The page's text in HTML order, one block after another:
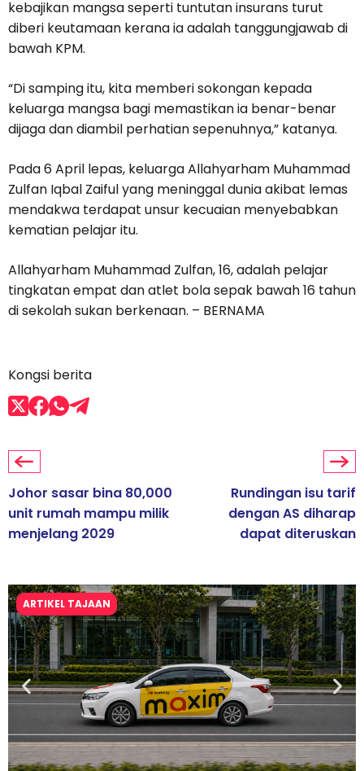
kebajikan mangsa seperti tuntutan insurans turut
diberi keutamaan kerana ia adalah tanggungjawab di
bawah KPM.
“Di samping itu, kita memberi sokongan kepada
keluarga mangsa bagi memastikan ia benar-benar
dijaga dan diambil perhatian sepenuhnya,” katanya.
Pada 6 April lepas, keluarga Allahyarham Muhammad
Zulfan Iqbal Zaiful yang meninggal dunia akibat lemas
mendakwa terdapat unsur kecuaian menyebabkan
kematian pelajar itu.
Allahyarham Muhammad Zulfan, 16, adalah pelajar
tingkatan empat dan atlet bola sepak bawah 16 tahun
di sekolah sukan berkenaan. – BERNAMA
Kongsi berita
Johor sasar bina 80,000
unit rumah mampu milik
menjelang 2029
Rundingan isu tarif
dengan AS diharap
dapat diteruskan
ARTIKEL TAJAAN